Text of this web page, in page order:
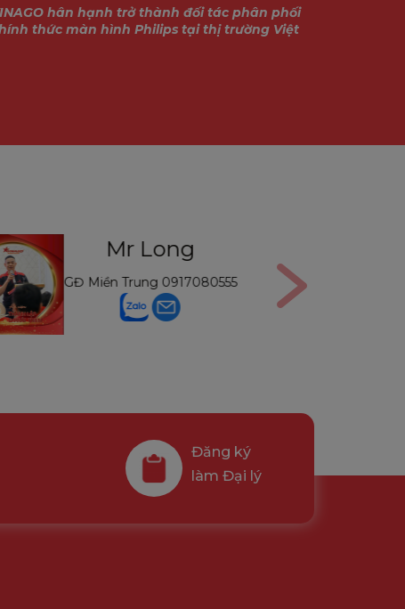
hân hạnh trở thành đối tác phân phối
thức màn hình Philips tại thị trường Việt
Mr Long
GĐ Miền Trung 0917080555
Đăng ký
làm Đại lý